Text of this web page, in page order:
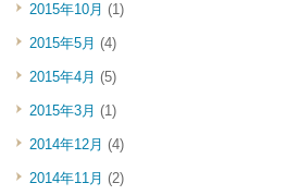
2015年10月 (1)
2015年5月 (4)
2015年4月 (5)
2015年3月 (1)
2014年12月 (4)
2014年11月 (2)